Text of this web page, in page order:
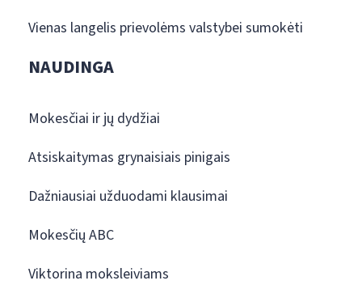
Vienas langelis prievolėms valstybei sumokėti
NAUDINGA
Mokesčiai ir jų dydžiai
Atsiskaitymas grynaisiais pinigais
Dažniausiai užduodami klausimai
Mokesčių ABC
Viktorina moksleiviams